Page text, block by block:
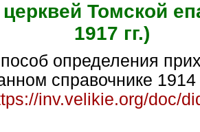
Томской
1917 гг.)
справочнике
inv.velikie.org/doc/